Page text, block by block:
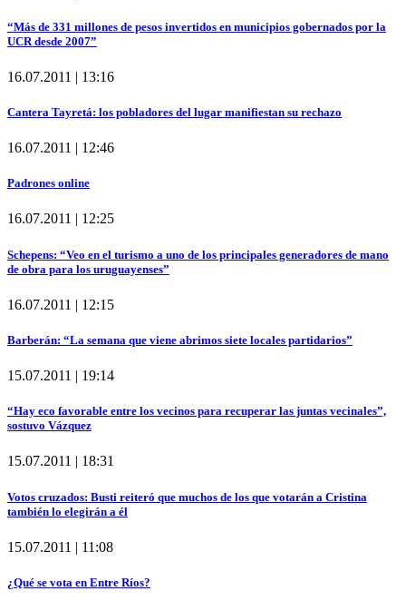
“Más de 331 millones de pesos invertidos en municipios gobernados por la
UCR desde 2007”
16.07.2011 | 13:16
Cantera Tayretá: los pobladores del lugar manifiestan su rechazo
16.07.2011 | 12:46
Padrones online
16.07.2011 | 12:25
Schepens: “Veo en el turismo a uno de los principales generadores de mano
de obra para los uruguayenses”
16.07.2011 | 12:15
Barberán: “La semana que viene abrimos siete locales partidarios”
15.07.2011 | 19:14
“Hay eco favorable entre los vecinos para recuperar las juntas vecinales”,
sostuvo Vázquez
15.07.2011 | 18:31
Votos cruzados: Busti reiteró que muchos de los que votarán a Cristina
también lo elegirán a él
15.07.2011 | 11:08
¿Qué se vota en Entre Ríos?